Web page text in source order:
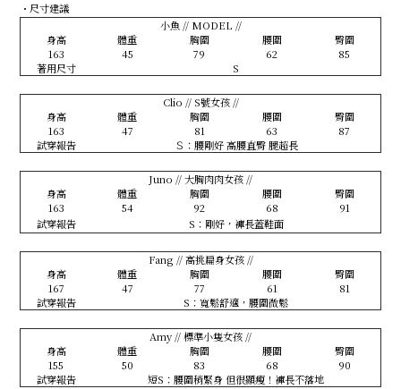
・尺寸建議
小魚 // MODEL //
身高
體重 胸圍 腰圍
臀圍
163
45 79 62
85
著用尺寸
S
Clio // S號女孩 //
身高
體重 胸圍 腰圍
臀圍
163
47 81 63
87
試穿報告
Ｓ：腰剛好 高腰直臀 腿超長
Juno // 大胸肉肉女孩 //
身高
體重 胸圍 腰圍
臀圍
163
54 92 68
91
試穿報告
S：剛好，褲長蓋鞋面
Fang // 高挑扁身女孩 //
身高
體重 胸圍 腰圍
臀圍
167
47 77 61
81
試穿報告
S：寬鬆舒適，腰圍微鬆
Amy // 標準小隻女孩 //
身高
體重 胸圍 腰圍
臀圍
155
50 83 68
90
試穿報告
短S：腰圍稍緊身 但很顯瘦！褲長不落地